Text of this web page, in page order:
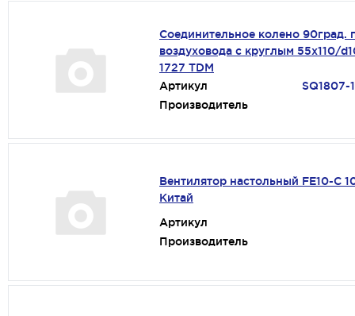
Соединительное колено 90град.
воздуховода с круглым 55х110/
1727 TDM
Артикул
SQ1807-
Производитель
Вентилятор настольный FE10-C
Китай
Артикул
Производитель